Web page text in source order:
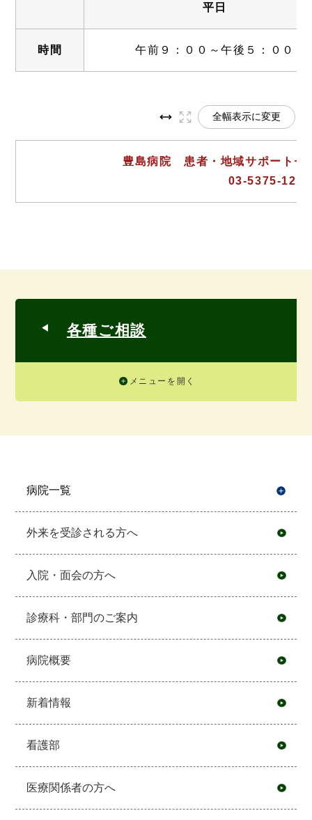
平日
時間 午前９：００～午後５：００
全幅表示に変更
豊島病院 患者・地域サポート
03-5375-1234
各種ご相談
メニューを開く
病院一覧
外来を受診される方へ
入院・面会の方へ
診療科・部門のご案内
病院概要
新着情報
看護部
医療関係者の方へ